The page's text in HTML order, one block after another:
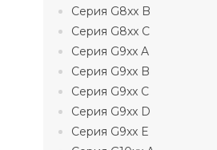
Серия G8xx B
Серия G8xx C
Серия G9xx A
Серия G9xx B
Серия G9xx C
Серия G9xx D
Серия G9xx E